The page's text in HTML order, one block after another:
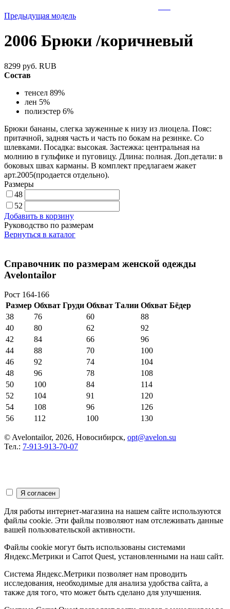
Предыдущая модель
2006 Брюки /коричневый
8299 руб. RUB
Состав
тенсел 89%
лен 5%
полиэстер 6%
Брюки бананы, слегка зауженные к низу из лиоцела. Пояс:
притачной, задняя часть и часть по бокам на резинке. Со
шлевками. Посадка: высокая. Застежка: центральная на
молнию в гульфике и пуговицу. Длина: полная. Доп.детали: в
боковых швах карманы. В комплект предлагаем жакет
арт.2005(продается отдельно).
Размеры
48
52
Добавить в корзину
Руководство по размерам
Вернуться в каталог
Справочник по размерам женской одежды
Avelontailor
Рост 164-166
Размер Обхват Груди Обхват Талии Обхват Бёдер
38
76 60
88
40
80 62
92
42
84 66
96
44
88 70
100
46
92 74
104
48
96 78
108
50
100 84
114
52
104 91
120
54
108 96
126
56
112 100 130
© Avelontailor, 2026, Новосибирск, opt@avelon.su
Тел.: 7-913-913-70-07
Для работы интернет-магазина на нашем сайте используются
файлы cookie. Эти файлы позволяют нам отслеживать данные
вашей пользовательской активности.
Файлы cookie могут быть использованы системами
Яндекс.Метрики и Carrot Quest, установленными на наш сайт.
Система Яндекс.Метрики позволяет нам проводить
исследования, необходимые для анализа удобства сайта, а
также для того, что может быть сделано для улучшения.